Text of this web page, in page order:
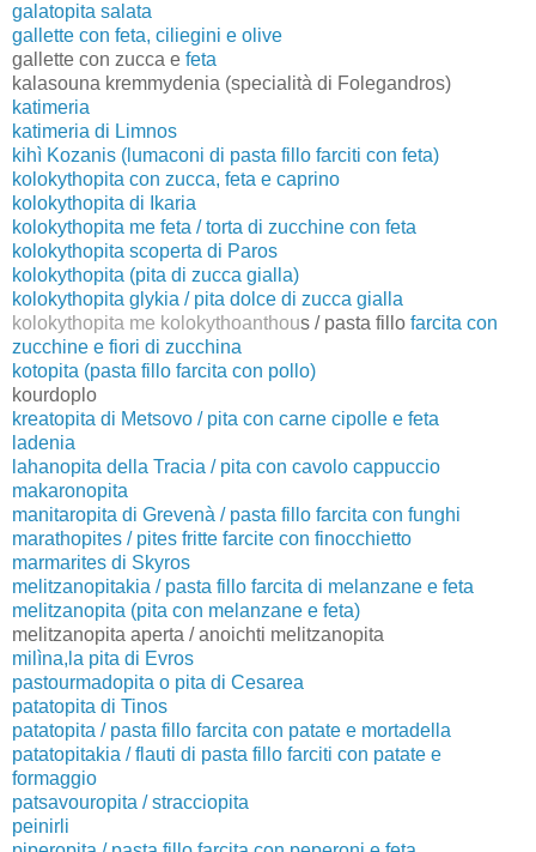
galatopita salata
gallette con feta, ciliegini e olive
gallette con zucca e feta
kalasouna kremmydenia (specialità di Folegandros)
katimeria
katimeria di Limnos
kihì Kozanis (lumaconi di pasta fillo farciti con feta)
kolokythopita con zucca, feta e caprino
kolokythopita di Ikaria
kolokythopita me feta / torta di zucchine con feta
kolokythopita scoperta di Paros
kolokythopita (pita di zucca gialla)
kolokythopita glykia / pita dolce di zucca gialla
kolokythopita me kolokythoanthous / pasta fillo farcita con
zucchine e fiori di zucchina
kotopita (pasta fillo farcita con pollo)
kourdoplo
kreatopita di Metsovo / pita con carne cipolle e feta
ladenia
lahanopita della Tracia / pita con cavolo cappuccio
makaronopita
manitaropita di Grevenà / pasta fillo farcita con funghi
marathopites / pites fritte farcite con finocchietto
marmarites di Skyros
melitzanopitakia / pasta fillo farcita di melanzane e feta
melitzanopita (pita con melanzane e feta)
melitzanopita aperta / anoichti melitzanopita
milìna,la pita di Evros
pastourmadopita o pita di Cesarea
patatopita di Tinos
patatopita / pasta fillo farcita con patate e mortadella
patatopitakia / flauti di pasta fillo farciti con patate e
formaggio
patsavouropita / stracciopita
peinirli